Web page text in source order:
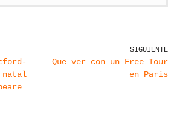
natal
SIGUIENTE
Que ver con un Free Tour
en París